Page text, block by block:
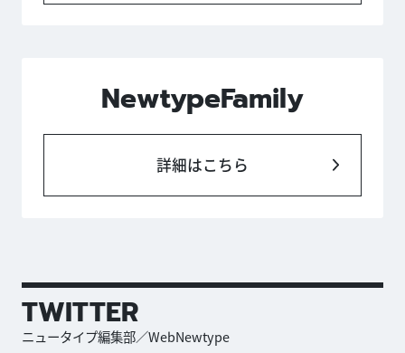
NewtypeFamily
詳細はこちら
TWITTER
ニュータイプ編集部／WebNewtype